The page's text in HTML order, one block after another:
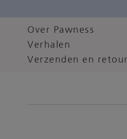
Over Pawness
Verhalen
Verzenden en